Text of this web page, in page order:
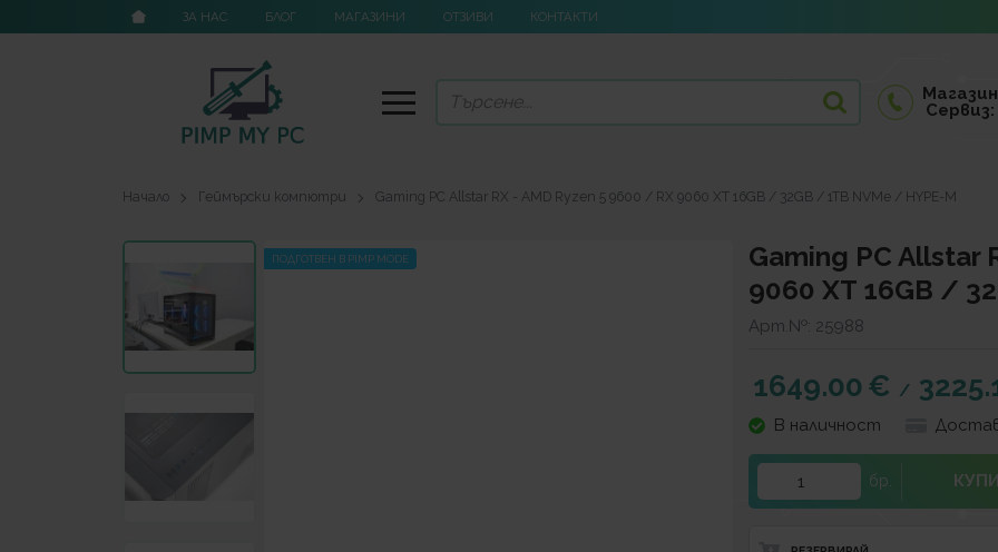
ЗА НАС БЛОГ МАГАЗИНИ ОТЗИВИ КОНТАКТИ
Начало Геймърски компютри Gaming PC Allstar RX - AMD Ryzen 5 9600 / RX 9060 XT 16GB / 32GB / 1TB NVMe / HYPE-M
Gaming PC Allstar
9060 XT 16GB /
Арт.№: 25988
ПОДГОТВЕН В PIMP MODE
1649.00€ /
В наличност
бр. КУПИ